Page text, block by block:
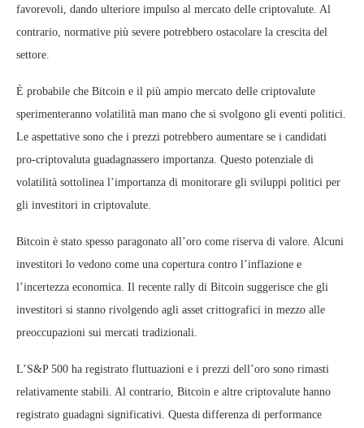
favorevoli, dando ulteriore impulso al mercato delle criptovalute. Al
contrario, normative più severe potrebbero ostacolare la crescita del
settore.
È probabile che Bitcoin e il più ampio mercato delle criptovalute
sperimenteranno volatilità man mano che si svolgono gli eventi politici.
Le aspettative sono che i prezzi potrebbero aumentare se i candidati
pro-criptovaluta guadagnassero importanza. Questo potenziale di
volatilità sottolinea l’importanza di monitorare gli sviluppi politici per
gli investitori in criptovalute.
Bitcoin è stato spesso paragonato all’oro come riserva di valore. Alcuni
investitori lo vedono come una copertura contro l’inflazione e
l’incertezza economica. Il recente rally di Bitcoin suggerisce che gli
investitori si stanno rivolgendo agli asset crittografici in mezzo alle
preoccupazioni sui mercati tradizionali.
L’S&P 500 ha registrato fluttuazioni e i prezzi dell’oro sono rimasti
relativamente stabili. Al contrario, Bitcoin e altre criptovalute hanno
registrato guadagni significativi. Questa differenza di performance